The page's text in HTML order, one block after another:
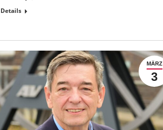
Details
MÄRZ
3